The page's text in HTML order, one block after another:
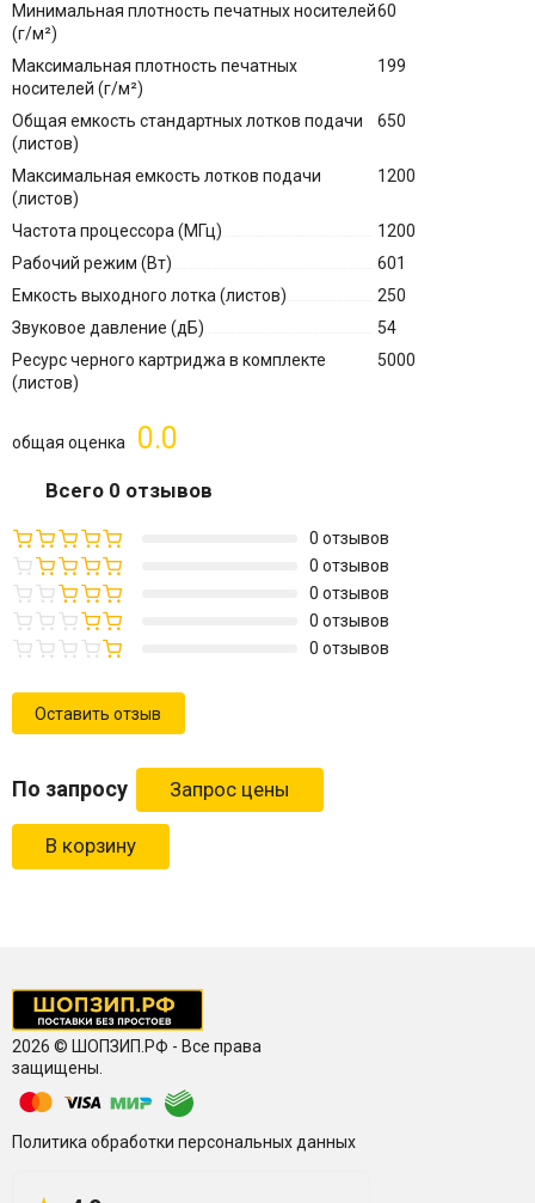
Минимальная плотность печатных носителей
(г/м²)
60
Максимальная плотность печатных
носителей (г/м²)
199
Общая емкость стандартных лотков подачи
(листов)
650
Максимальная емкость лотков подачи
(листов)
1200
Частота процессора (МГц)
1200
Рабочий режим (Вт)
601
Емкость выходного лотка (листов)
250
Звуковое давление (дБ)
54
Ресурс черного картриджа в комплекте
(листов)
5000
0.0
общая оценка
Всего 0 отзывов
0 отзывов
0 отзывов
0 отзывов
0 отзывов
0 отзывов
Оставить отзыв
По запросу
В корзину
2026 © ШОПЗИП.РФ - Все права
защищены.
Политика обработки персональных данных